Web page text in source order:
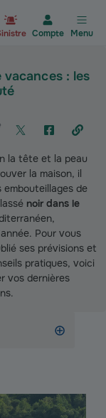
Compte Menu
: les
la tête et la peau
la maison, il
de
noir dans le
Pour vous
ses prévisions et
pratiques, voici
vos dernières